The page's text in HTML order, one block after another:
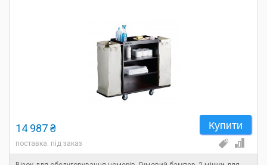
Купити
14 987 ₴
поставка: під заказ